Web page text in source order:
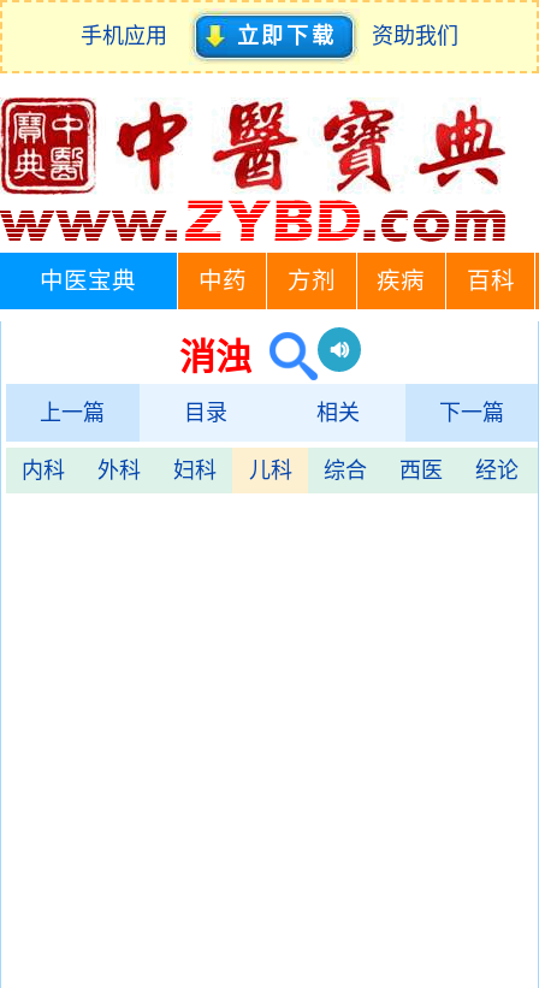
手机应用 立即下载 资助我们
中医宝典 中药 方剂 疾病 百科
消浊
上一篇 目录 相关 下一篇
内科 外科 妇科 儿科 综合 西医 经论